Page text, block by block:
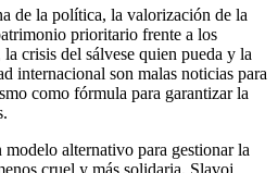
de la política, la valorización de la
prioritario frente a los
crisis del sálvese quien pueda y la
internacional son malas noticias para
como fórmula para garantizar la
alternativo para gestionar la